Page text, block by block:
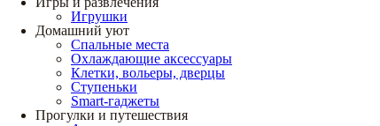
Игрушки
Домашний уют
Спальные места
Охлаждающие аксессуары
Клетки, вольеры, дверцы
Ступеньки
Smart-гаджеты
Прогулки и путешествия